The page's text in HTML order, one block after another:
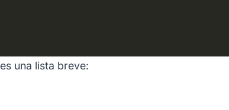
una lista breve: